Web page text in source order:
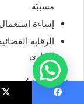
مسببّة
إساءة
الرقابة
الإداري
هذه المبادئ
الإقامة أو سحبها.